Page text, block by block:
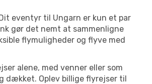
eventyr til Ungarn er kun et par
gør det nemt at sammenligne
flymuligheder og flyve med
alene, med venner eller som
dækket. Oplev billige flyrejser til